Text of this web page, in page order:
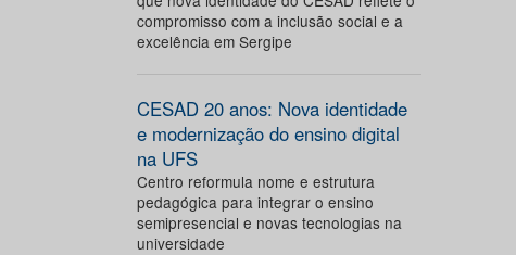
compromisso com a inclusão social e a
excelência em Sergipe
CESAD 20 anos: Nova identidade
e modernização do ensino digital
na UFS
Centro reformula nome e estrutura
pedagógica para integrar o ensino
semipresencial e novas tecnologias na
universidade